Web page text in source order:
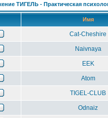
ТИГЕЛЬ - Практическая
Имя
Cat-Cheshire
Naivnaya
EEK
Atom
TIGEL-CLUB
Odnaiz